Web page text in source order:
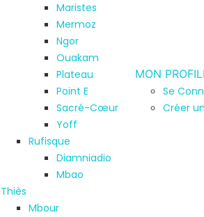
Maristes
Mermoz
Ngor
Ouakam
Plateau
Point E
Sacré-Cœur
Yoff
Rufisque
Diamniadio
Mbao
Thiès
Mbour
MON
Se
Créer